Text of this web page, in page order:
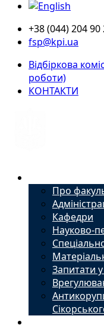
+38 (044) 204 90
fsp@kpi.ua
Відбіркова
роботи)
КОНТАКТИ
Про
Кафедри
Науково-
Запитати